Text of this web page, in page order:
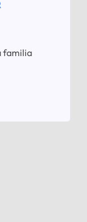
familia